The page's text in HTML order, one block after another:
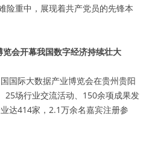
险重中，展现着共产党员的先锋本
会开幕我国数字经济持续壮大
国际大数据产业博览会在贵州贵阳
25场行业交流活动、150余项成果发
达414家，2.1万余名嘉宾注册参